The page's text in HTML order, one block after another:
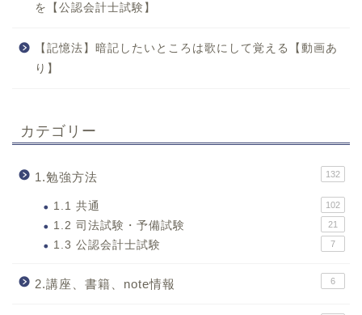
を【公認会計士試験】
【記憶法】暗記したいところは歌にして覚える【動画あ
り】
カテゴリー
1.勉強方法 132
1.1 共通 102
1.2 司法試験・予備試験 21
1.3 公認会計士試験 7
2.講座、書籍、note情報 6